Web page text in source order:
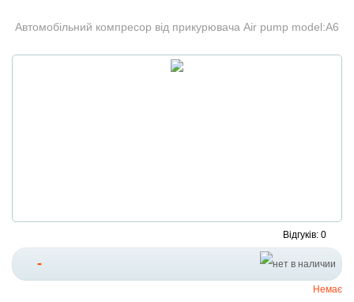
Автомобільний компресор від прикурювача Air pump model:A6
Відгуків: 0
-
Немає